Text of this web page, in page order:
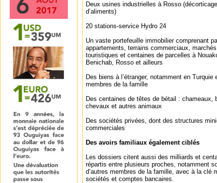
Deux usines industrielles à Rosso
d’aliments)
20 stations-service Hydro 24
Un vaste portefeuille immobilier comprenant
appartements, terrains commerciaux,
touristiques et centaines de parcelles à
Benichab, Rosso et ailleurs
Des biens à l’étranger, notamment en
membres de la famille
Des centaines de têtes de bétail : chameaux,
chevaux et autres animaux
Des sociétés privées, dont des structures
commerciales
Des avoirs familiaux également ciblés
Les dossiers citent aussi des milliards et
répartis entre plusieurs proches, notamment
d’autres membres de la famille, avec à la clé
sociétés et comptes bancaires.